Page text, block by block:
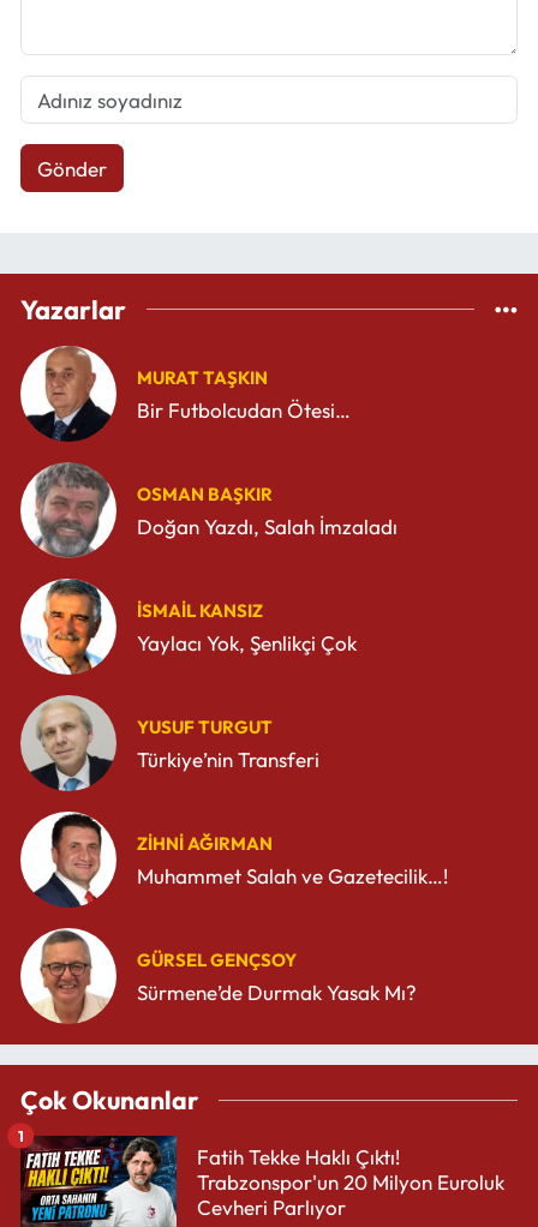
Gönder
Yazarlar
MURAT TAŞKIN
Bir Futbolcudan Ötesi…
OSMAN BAŞKIR
Doğan Yazdı, Salah İmzaladı
İSMAIL KANSIZ
Yaylacı Yok, Şenlikçi Çok
YUSUF TURGUT
Türkiye’nin Transferi
ZIHNI AĞIRMAN
Muhammet Salah ve Gazetecilik…!
GÜRSEL GENÇSOY
Sürmene’de Durmak Yasak Mı?
Çok Okunanlar
Fatih Tekke Haklı Çıktı!
Trabzonspor'un 20 Milyon Euroluk
Cevheri Parlıyor
1